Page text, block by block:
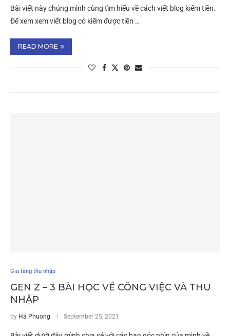
Bài viết này chúng mình cùng tìm hiểu về cách viết blog kiếm tiền.
Để xem xem viết blog có kiếm được tiền …
READ MORE
Gia tăng thu nhập
GEN Z – 3 BÀI HỌC VỀ CÔNG VIỆC VÀ THU
NHẬP
by Ha Phuong September 25, 2021